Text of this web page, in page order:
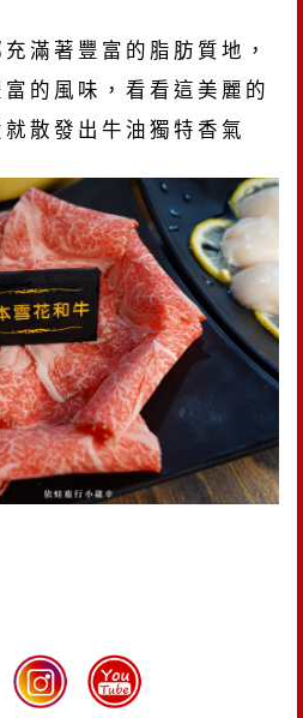
滿著豐富的脂肪質地，
的風味，看看這美麗的
散發出牛油獨特香氣